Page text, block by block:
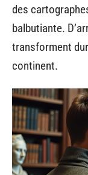
des
balbutiante.
transforment
continent.